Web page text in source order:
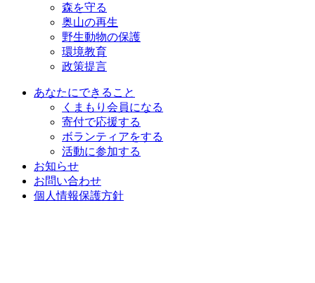
森を守る
奥山の再生
野生動物の保護
環境教育
政策提言
あなたにできること
くまもり会員になる
寄付で応援する
ボランティアをする
活動に参加する
お知らせ
お問い合わせ
個人情報保護方針